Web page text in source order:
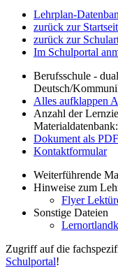
Lehrplan-
zurück zur
zurück zur
Im Schulportal
Berufsschule -
Deutsch/
Alles aufklappen
Anzahl der
Dokument als
Kontaktformular
Weiterführende
Hinweise zum
Flyer
Sonstige Dateien
Zugriff auf die
Schulportal!